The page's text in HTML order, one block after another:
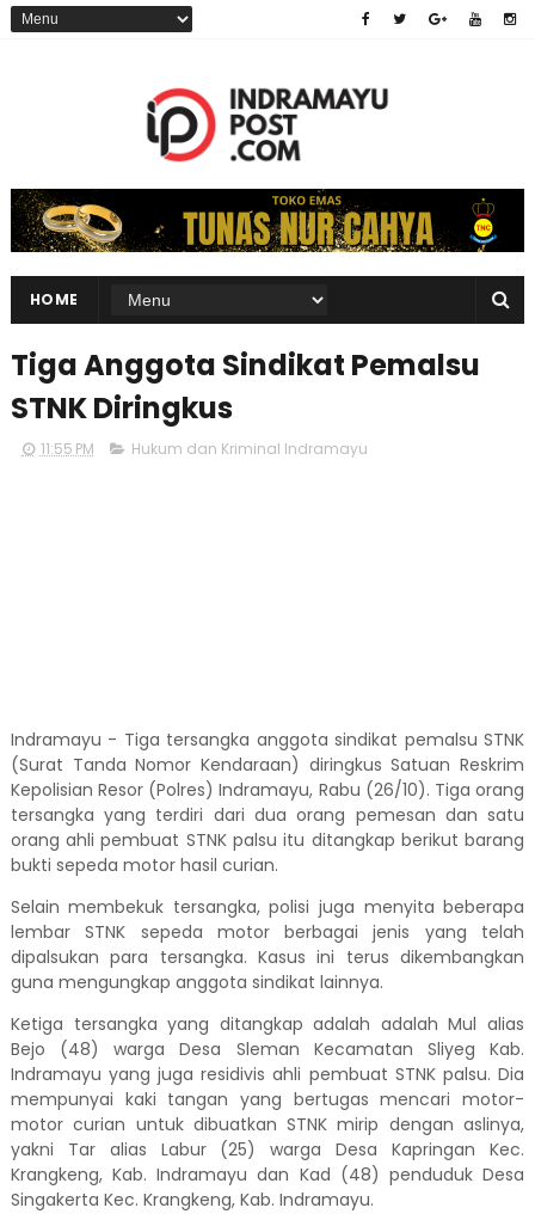
HOME
Tiga Anggota Sindikat Pemalsu
STNK Diringkus
11:55 PM Hukum dan Kriminal Indramayu
Indramayu - Tiga tersangka anggota sindikat pemalsu STNK
(Surat Tanda Nomor Kendaraan) diringkus Satuan Reskrim
Kepolisian Resor (Polres) Indramayu, Rabu (26/10). Tiga orang
tersangka yang terdiri dari dua orang pemesan dan satu
orang ahli pembuat STNK palsu itu ditangkap berikut barang
bukti sepeda motor hasil curian.
Selain membekuk tersangka, polisi juga menyita beberapa
lembar STNK sepeda motor berbagai jenis yang telah
dipalsukan para tersangka. Kasus ini terus dikembangkan
guna mengungkap anggota sindikat lainnya.
Ketiga tersangka yang ditangkap adalah adalah Mul alias
Bejo (48) warga Desa Sleman Kecamatan Sliyeg Kab.
Indramayu yang juga residivis ahli pembuat STNK palsu. Dia
mempunyai kaki tangan yang bertugas mencari motor-
motor curian untuk dibuatkan STNK mirip dengan aslinya,
yakni Tar alias Labur (25) warga Desa Kapringan Kec.
Krangkeng, Kab. Indramayu dan Kad (48) penduduk Desa
Singakerta Kec. Krangkeng, Kab. Indramayu.